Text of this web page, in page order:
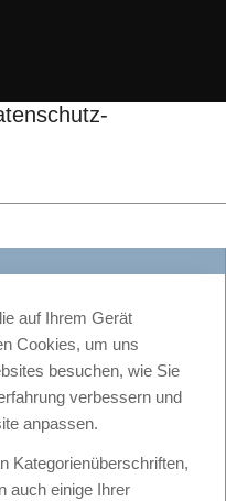
auf Ihrem Gerät
Cookies, um uns
besuchen, wie Sie
verbessern und
anpassen.
Kategorienüberschriften,
auch einige Ihrer